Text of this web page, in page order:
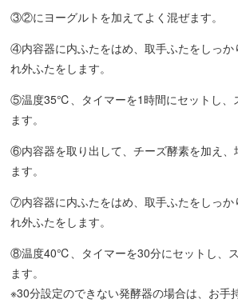
③②にヨーグルトを加えてよく混ぜます。
④内容器に内ふたをはめ、取手ふたをしっか
れ外ふたをします。
⑤温度35℃、タイマーを1時間にセットし、
ます。
⑥内容器を取り出して、チーズ酵素を加え、
ます。
⑦内容器に内ふたをはめ、取手ふたをしっか
れ外ふたをします。
⑧温度40℃、タイマーを30分にセットし、
ます。
※30分設定のできない発酵器の場合は、お手